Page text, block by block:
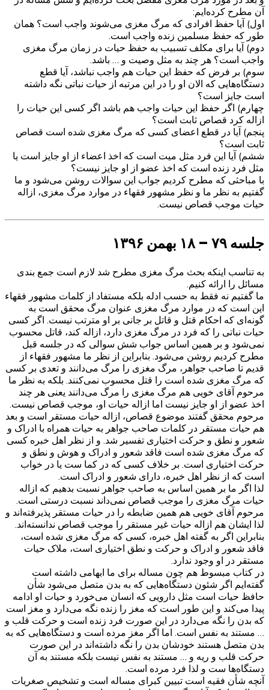
آن مطرح کرده‌ایم:
اول) آیا حفظ افرادی که مرگ مغزی می‌شوند واجب است؟ همان
طور که حفظ مسلمین زنده واجب است.
دوم) آیا برای مکلف تسبیب به حفظ حیات در زمان مرگ مغزی
واجب است؟ هر چند به مثل وصیت و … باشد.
سوم) بر فرض که حفظ این حیات هم واجب نباشد، آیا قطع
دستگاه‌هایی که الان او را در این مرتبه از حیات نباتی نگه داشته
است جایز است؟
چهارم) اگر حفظ این حیات واجب هم باشد اگر کسی این حیات را
ازاله کرد قصاص ثابت است؟
پنجم) آیا در قطع اعضای کسی که مرگ مغزی شده است قصاص
ثابت است؟
ششم) آیا این فرد مثل میت است که اخذ اعضاء از او جایز است یا
مثل فرد زنده است که اخذ عضو از او جایز نیست؟
با مباحثی که مطرح کردیم جواب این سوالات روشن می‌شود و ما
گفتیم به نظر ما و نظر مشهور فقهاء در موارد مرگ مغزی، ازاله
حیات موجب قصاص نیست.
جلسه ۷۹ – ۱۸ بهمن ۱۳۹۶
به تناسب اینکه بحث مرگ مغزی مطرح شد لازم است جمع بندی
مسائل را ارائه کنیم.
ما گفتیم نه فقط به حسب ادله بلکه مستفاد از کلمات مشهور فقهاء
این است که در موارد مرگ مغزی عنوان مرگ محقق است به
گونه‌ای که احکام قتل و قاتل بر جانی بر او مترتب نیست. اگر کسی
حیات نباتی را که فرد در مرگ مغزی دارد، ازاله کند، قاتل محسوب
نمی‌شود و بر همین اساس جواب شش سوالی که در جلسه قبل
مطرح کردیم روشن می‌شود. بنابراین از نظر ما مشهور فقهاء از
قدیم تا صاحب جواهر، مرگ مغزی را مرگ می‌دانند و تعدی بر کسی
که مرگ مغزی شده است را قتل محسوب نمی‌کنند. بلکه به نظر ما
مرحوم آقای خویی هم مرگ مغزی را مرگ می‌دانند یعنی هر چند
اخذ عضو از او جایز نیست اما ازاله حیات او، موجب قصاص نیست.
مرحوم محقق گفتند موضوع قصاص، ازاله حیات مستقر است و بعد
هم حیات مستقر در کلمات صاحب جواهر به حیات همراه با ادراک و
شعور و نطق و حرکت اختیاری تفسیر شد. و از نظر اهل خبره کسی
که مرگ مغزی شده است فاقد شعور و ادراک و هوش و نطق و
حرکت اختیاری است. بر خلاف کسی که در کما ست یا در خواب
است که از نظر اهل خبره، دارای شعور و ادراک است.
لذا اگر ما بر همین اساس به صاحب جواهر نسبت بدهیم که ازاله
حیات مرگ مغزی را موجب قصاص نمی‌داند نسبت درستی است.
مرحوم آقای خویی هم همین ضابطه را در حیات مستقر پذیرفته‌اند و
لذا ایشان هم ازاله حیات غیر مستقر را موجب قصاص ندانسته‌اند.
بنابراین اگر به گفته اهل خبره، کسی که مرگ مغزی شده است،
فاقد شعور و ادراک و حرکت و نطق اختیاری است، ملاک حیات
مستقر در او وجود ندارد.
در کتاب مبسوط هم چون مساله برای ما ابهامی داشته است
گفته‌ایم اگر شئون دستگاه‌هایی که به بدن متصل می‌شود شأن
حافظ حیات است مثل دارویی که انسان می‌خورد و حیات او ادامه
پیدا می‌کند و این طور است که مغز را زنده نگه می‌دارد و مغز است
که بدن را نگه می‌دارد در این صورت فرد زنده است و حرکت قلب و
… مستند به نفس است. اما اگر مغز مرده است و دستگاه‌هایی که به
بدن متصل هستند خودشان بدن را نگه داشته‌اند در این صورت
حرکت قلب و ریه و … مستند به نفس نیست بلکه مستند به آن
دستگاه‌ها ست و لذا فرد مرده است.
آنچه شأن فقیه است تبیین کبرای مساله است و تشخیص صغریات